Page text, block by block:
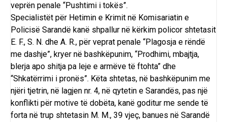
veprën penale “Pushtimi i tokës”.
Specialistët për Hetimin e Krimit në Komisariatin e
Policisë Sarandë kanë shpallur në kërkim policor shtetasit
E. F., S. N. dhe A. R., për veprat penale “Plagosja e rëndë
me dashje”, kryer në bashkëpunim, “Prodhimi, mbajtja,
blerja apo shitja pa leje e armëve të ftohta” dhe
“Shkatërrimi i pronës”. Këta shtetas, në bashkëpunim me
njëri tjetrin, në lagjen nr. 4, në qytetin e Sarandës, pas një
konflikti për motive të dobëta, kanë goditur me sende të
forta në trup shtetasin M. M., 39 vjeç, banues në Sarandë